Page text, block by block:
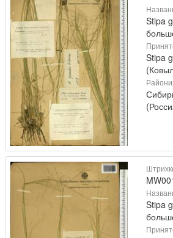
Stipa
Stipa
Stipa